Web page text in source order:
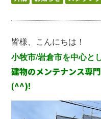
皆様、こんにちは！
小牧市/岩倉市を中心と
建物のメンテナンス専
(^^)!